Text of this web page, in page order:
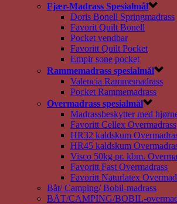
Fjær-Madrass Spesialmål
Doris Bonell Springmadrass
Favorit Quilt Bonell
Pocket vendbar
Favoritt Quilt Pocket
Empir sone pocket
Rammemadrass spesialmål
Valencia Rammemadrass
Pocket Rammemadrass
Overmadrass spesialmål
Madrassbeskytter med
Favoritt Cellex Overmadrass
HR32 kaldskum
HR45 kaldskum
Visco 50kg pr. kbm.
Favoritt Fast Overmadrass
Favoritt Naturlatex
Båt/ Camping/ Bobil-madrass
BÅT/CAMPING/BOBIL-